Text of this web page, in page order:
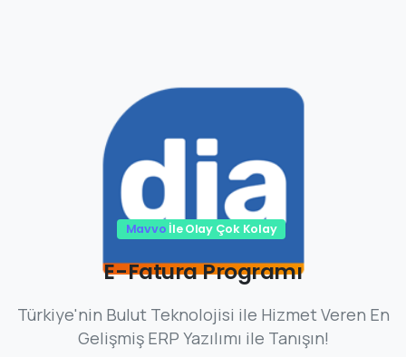
Mavvo İle Olay Çok Kolay
E-Fatura Programı
Türkiye'nin Bulut Teknolojisi ile Hizmet Veren En
Gelişmiş ERP Yazılımı ile Tanışın!